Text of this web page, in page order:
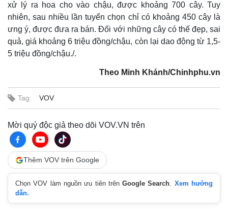
Kinh tế
Bất động sản
Khởi nghiệp
Giá vàng
Tiêu dùng
xử lý ra hoa cho vào chậu, được khoảng 700 cây. Tuy
nhiên, sau nhiều lần tuyển chọn chỉ có khoảng 450 cây là
ưng ý, được đưa ra bán. Đối với những cây có thế đẹp, sai
quả, giá khoảng 6 triệu đồng/chậu, còn lại dao động từ 1,5-
5 triệu đồng/chậu./.
Theo Minh Khánh/Chinhphu.vn
Tag: VOV
Mời quý độc giả theo dõi VOV.VN trên
Thêm VOV trên Google
Chọn VOV làm nguồn ưu tiên trênGoogle Search. Xem hướng
dẫn.